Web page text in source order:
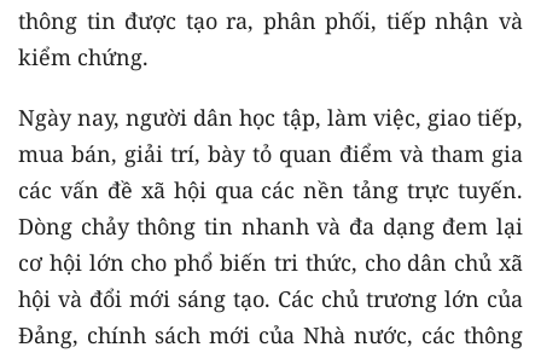
thông tin được tạo ra, phân phối, tiếp nhận và
kiểm chứng.
Ngày nay, người dân học tập, làm việc, giao tiếp,
mua bán, giải trí, bày tỏ quan điểm và tham gia
các vấn đề xã hội qua các nền tảng trực tuyến.
Dòng chảy thông tin nhanh và đa dạng đem lại
cơ hội lớn cho phổ biến tri thức, cho dân chủ xã
hội và đổi mới sáng tạo. Các chủ trương lớn của
Đảng, chính sách mới của Nhà nước, các thông